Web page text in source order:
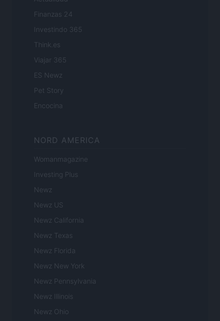
Finanzas 24
Investindo 365
Think.es
Viajar 365
ES Newz
Pet Story
Encocina
NORD AMERICA
Womanmagazine
Investing Plus
Newz
Newz US
Newz California
Newz Texas
Newz Florida
Newz New York
Newz Pennsylvania
Newz Illinois
Newz Ohio